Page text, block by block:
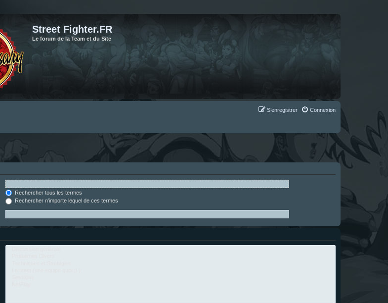
Street Fighter.FR
Le forum de la Team et du Site
Connexion
S’enregistrer
Rechercher tous les termes
Rechercher n’importe lequel de ces termes